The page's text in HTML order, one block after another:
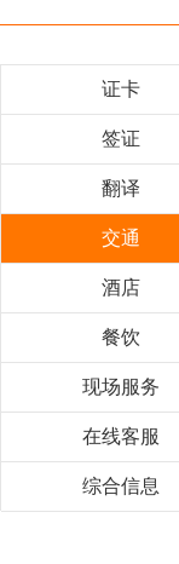
证卡
签证
翻译
交通
酒店
餐饮
现场服务
在线客服
综合信息